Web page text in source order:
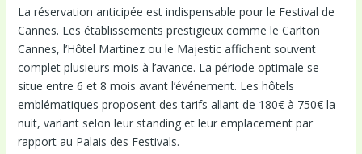
La réservation anticipée est indispensable pour le Festival de
Cannes. Les établissements prestigieux comme le Carlton
Cannes, l’Hôtel Martinez ou le Majestic affichent souvent
complet plusieurs mois à l’avance. La période optimale se
situe entre 6 et 8 mois avant l’événement. Les hôtels
emblématiques proposent des tarifs allant de 180€ à 750€ la
nuit, variant selon leur standing et leur emplacement par
rapport au Palais des Festivals.